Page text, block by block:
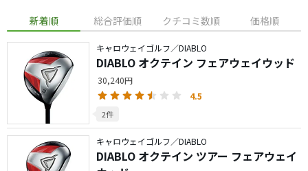
新着順 総合評価順 クチコミ数順 価格順
キャロウェイゴルフ／DIABLO
DIABLO オクテイン フェアウェイウッド
30,240円
4.5
2件
キャロウェイゴルフ／DIABLO
DIABLO オクテイン ツアー フェアウェイ